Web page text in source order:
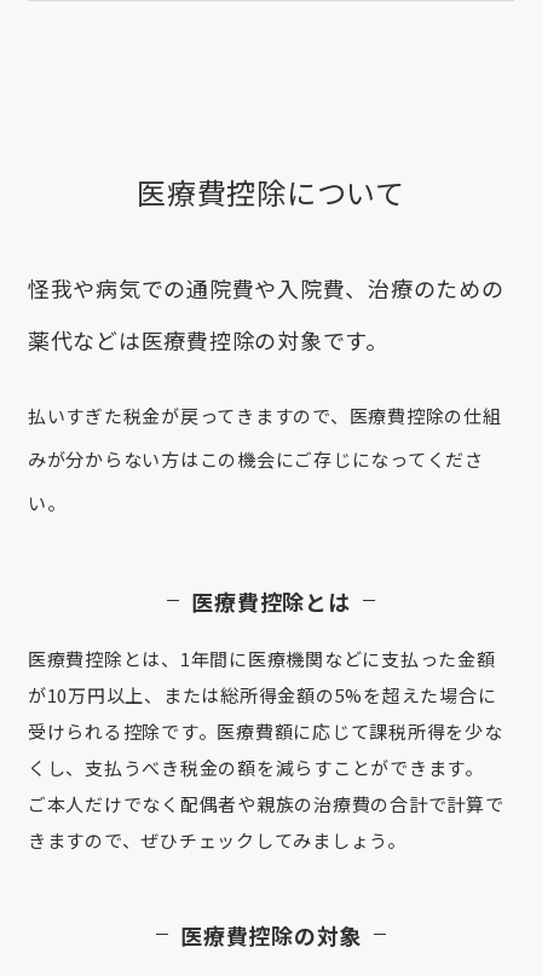
医療費控除について
怪我や病気での通院費や入院費、治療のための
薬代などは医療費控除の対象です。
払いすぎた税金が戻ってきますので、医療費控除の仕組
みが分からない方はこの機会にご存じになってくださ
い。
医療費控除とは
医療費控除とは、1年間に医療機関などに支払った金額
が10万円以上、または総所得金額の5%を超えた場合に
受けられる控除です。医療費額に応じて課税所得を少な
くし、支払うべき税金の額を減らすことができます。
ご本人だけでなく配偶者や親族の治療費の合計で計算で
きますので、ぜひチェックしてみましょう。
医療費控除の対象